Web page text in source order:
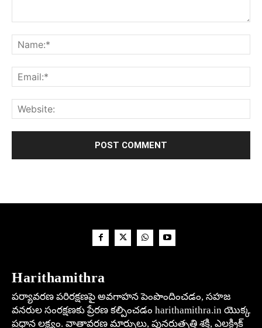
Harithamithra
పర్యావరణ పరిరక్షణపై అవగాహన పెంపొందించడం, సహజ
వనరుల సంరక్షణకు ప్రేరణ కల్పించడం harithamithra.in యొక్క
ప్రధాన లక్ష్యం. వాతావరణ మార్పులు, పునరుత్పత్తి శక్తి, ఎలక్ట్రిక్